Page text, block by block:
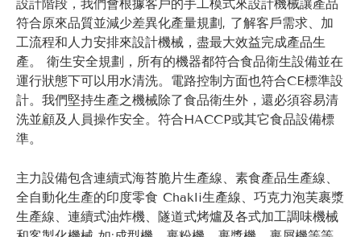
設計階段，我們會根據客戶的手工模式來設計機械讓產品
符合原來品質並減少差異化產量規劃, 了解客戶需求、加
工流程和人力安排來設計機械，盡最大效益完成產品生
產。 衛生安全規劃，所有的機器都符合食品衛生設備並在
運行狀態下可以用水清洗。電路控制方面也符合CE標準設
計。我們堅持生產之機械除了食品衛生外，還必須容易清
洗並顧及人員操作安全。符合HACCP或其它食品設備標
準。
主力設備包含連續式海苔脆片生產線、素食產品生產線、
全自動化生產的印度零食 Chakli生產線、巧克力泡芙裹漿
生產線、連續式油炸機、隧道式烤爐及各式加工調味機械